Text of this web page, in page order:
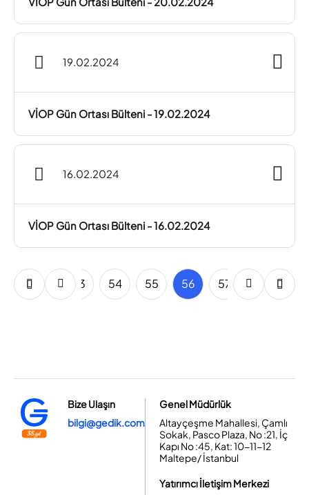
19.02.2024
VİOP Gün Ortası Bülteni - 19.02.2024
16.02.2024
VİOP Gün Ortası Bülteni - 16.02.2024
52 53 54 55 56 57 58 59
Bize Ulaşın
bilgi@gedik.com
Genel Müdürlük
Altayçeşme Mahallesi, Çamlı
Sokak, Pasco Plaza, No :21, İç
Kapı No :45, Kat: 10-11-12
Maltepe/ İstanbul
Yatırımcı İletişim Merkezi